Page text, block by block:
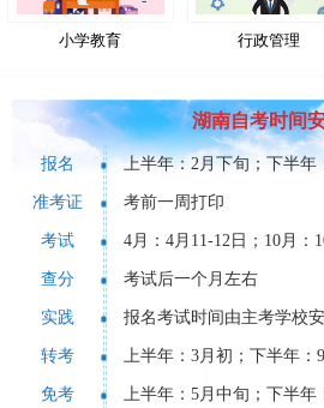
小学教育 行政管理
湖南自考时间
报名
准考证
考试
查分
实践
转考
免考
上半年：2月下旬；下半年
考前一周打印
4月：4月11-12日；10月：
考试后一个月左右
报名考试时间由主考学校
上半年：3月初；下半年：
上半年：5月中旬；下半年